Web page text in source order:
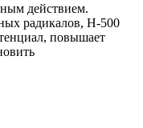
действием.
радикалов, H-500
повышает